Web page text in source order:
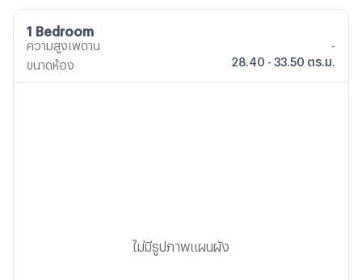
1 Bedroom
ความสูงเพดาน
ขนาดห้อง 28.40 - 33.50 ตร.ม.
ไม่มีรูปภาพแผนผัง